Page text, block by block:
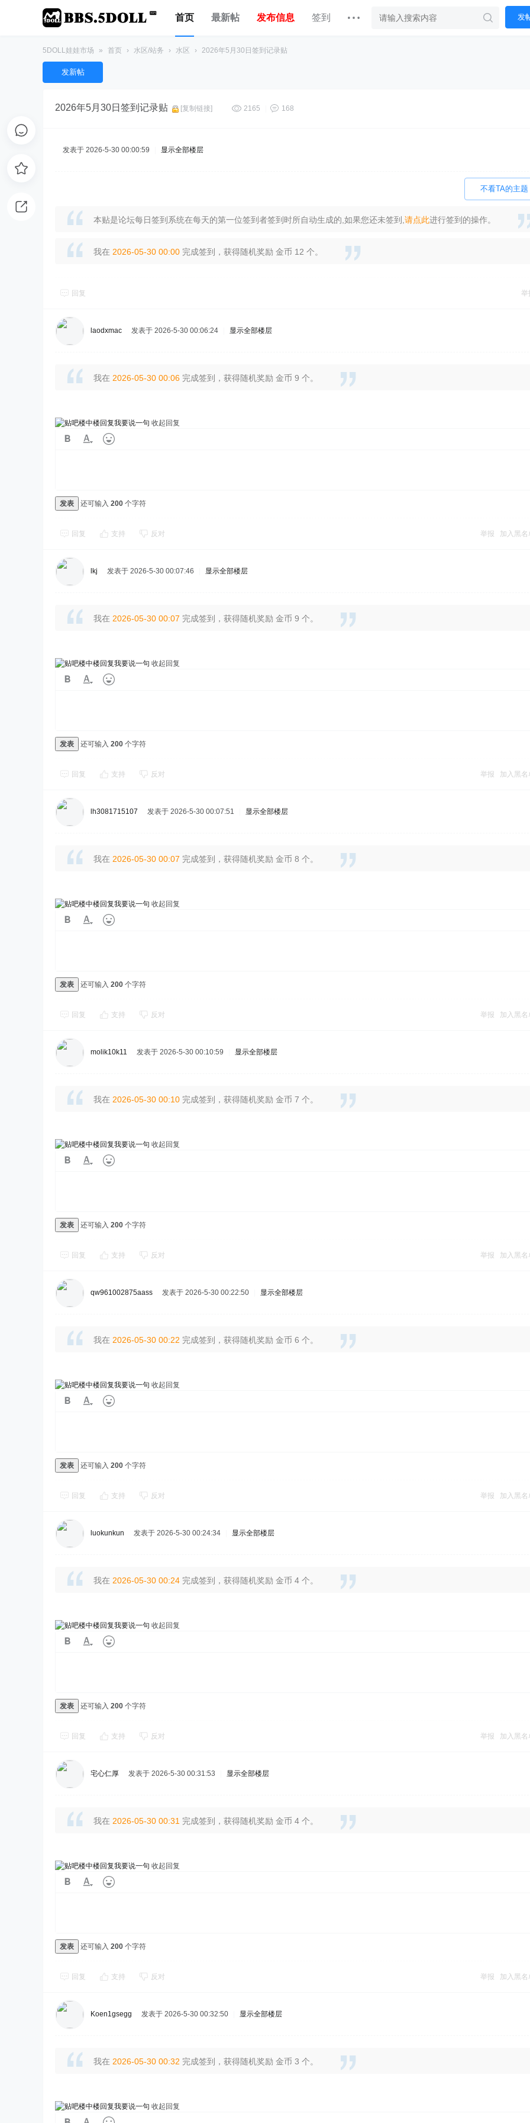
首页 最新帖 发布信息 签到 发
5DOLL娃娃市场 » 首页 › 水区/站务 › 水区 › 2026年5月30日签到记录贴
发新帖
2026年5月30日签到记录贴 [复制链接] 2165 168
发表于 2026-5-30 00:00:59 显示全部楼层
不看TA的主题
本贴是论坛每日签到系统在每天的第一位签到者签到时所自动生成的,如果您还未签到, 请点此进行签到的操作。
我在 2026-05-30 00:00 完成签到，获得随机奖励 金币 12 个。
回复 举
laodxmac 发表于 2026-5-30 00:06:24 显示全部楼层
我在 2026-05-30 00:06 完成签到，获得随机奖励 金币 9 个。
我要说一句 收起回复
发表 还可输入 200 个字符
回复 支持 反对 举报 加入黑名
lkj 发表于 2026-5-30 00:07:46 显示全部楼层
我在 2026-05-30 00:07 完成签到，获得随机奖励 金币 9 个。
我要说一句 收起回复
发表 还可输入 200 个字符
回复 支持 反对 举报 加入黑名
lh3081715107 发表于 2026-5-30 00:07:51 显示全部楼层
我在 2026-05-30 00:07 完成签到，获得随机奖励 金币 8 个。
我要说一句 收起回复
发表 还可输入 200 个字符
回复 支持 反对 举报 加入黑名
molik10k11 发表于 2026-5-30 00:10:59 显示全部楼层
我在 2026-05-30 00:10 完成签到，获得随机奖励 金币 7 个。
我要说一句 收起回复
发表 还可输入 200 个字符
回复 支持 反对 举报 加入黑名
qw961002875aass 发表于 2026-5-30 00:22:50 显示全部楼层
我在 2026-05-30 00:22 完成签到，获得随机奖励 金币 6 个。
我要说一句 收起回复
发表 还可输入 200 个字符
回复 支持 反对 举报 加入黑名
luokunkun 发表于 2026-5-30 00:24:34 显示全部楼层
我在 2026-05-30 00:24 完成签到，获得随机奖励 金币 4 个。
我要说一句 收起回复
发表 还可输入 200 个字符
回复 支持 反对 举报 加入黑名
宅心仁厚 发表于 2026-5-30 00:31:53 显示全部楼层
我在 2026-05-30 00:31 完成签到，获得随机奖励 金币 4 个。
我要说一句 收起回复
发表 还可输入 200 个字符
回复 支持 反对 举报 加入黑名
Koen1gsegg 发表于 2026-5-30 00:32:50 显示全部楼层
我在 2026-05-30 00:32 完成签到，获得随机奖励 金币 3 个。
我要说一句 收起回复